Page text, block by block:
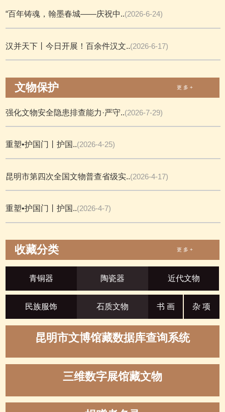
“百年铸魂，翰墨春城——庆祝中..(2026-6-24)
汉并天下丨今日开展！百余件汉文..(2026-6-17)
文物保护 更 多 +
强化文物安全隐患排查能力·严守..(2026-7-29)
重塑•护国门丨护国..(2026-4-25)
昆明市第四次全国文物普查省级实..(2026-4-17)
重塑•护国门丨护国..(2026-4-7)
收藏分类 更 多 +
青铜器 陶瓷器 近代文物
民族服饰 石质文物 书 画 杂 项
昆明市文博馆藏数据库查询系统
三维数字展馆藏文物